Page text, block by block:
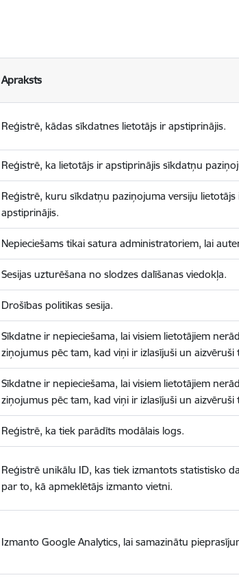
Apraksts
Reģistrē, kādas sīkdatnes lietotājs ir apstiprinājis.
Reģistrē, ka lietotājs ir apstiprinājis sīkdatņu
Reģistrē, kuru sīkdatņu paziņojuma versiju lietotājs
apstiprinājis.
Nepieciešams tikai satura administratoriem, lai
Sesijas uzturēšana no slodzes dalīšanas viedokļa.
Drošības politikas sesija.
Sīkdatne ir nepieciešama, lai visiem lietotājiem
ziņojumus pēc tam, kad viņi ir izlasījuši un aizvēruši
Sīkdatne ir nepieciešama, lai visiem lietotājiem
ziņojumus pēc tam, kad viņi ir izlasījuši un aizvēruši
Reģistrē, ka tiek parādīts modālais logs.
Reģistrē unikālu ID, kas tiek izmantots statistisko
par to, kā apmeklētājs izmanto vietni.
Izmanto Google Analytics, lai samazinātu